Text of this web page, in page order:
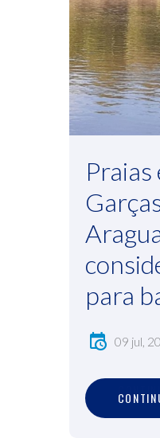
para
09 jul,
CO NTIN